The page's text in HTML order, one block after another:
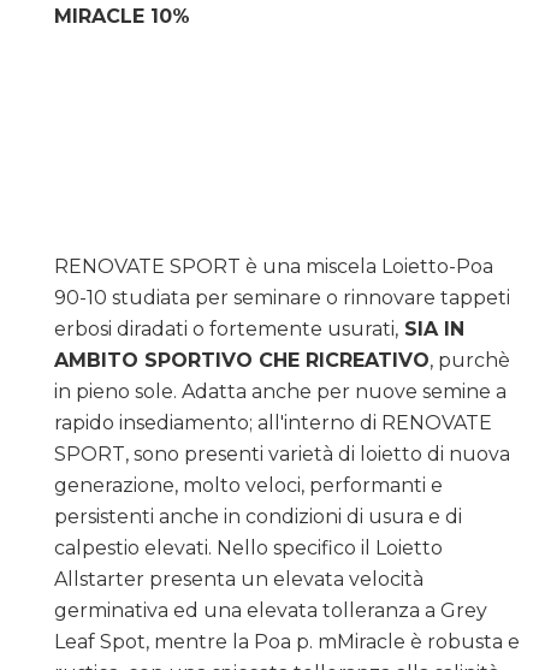
MIRACLE 10%
RENOVATE SPORT è una miscela Loietto-Poa
90-10 studiata per seminare o rinnovare tappeti
erbosi diradati o fortemente usurati, SIA IN
AMBITO SPORTIVO CHE RICREATIVO, purchè
in pieno sole. Adatta anche per nuove semine a
rapido insediamento; all'interno di RENOVATE
SPORT, sono presenti varietà di loietto di nuova
generazione, molto veloci, performanti e
persistenti anche in condizioni di usura e di
calpestio elevati. Nello specifico il Loietto
Allstarter presenta un elevata velocità
germinativa ed una elevata tolleranza a Grey
Leaf Spot, mentre la Poa p. mMiracle è robusta e